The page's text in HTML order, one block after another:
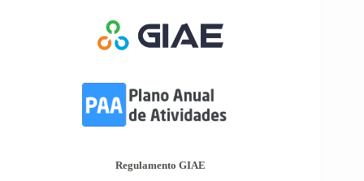
Nos termos do Artigo 36º da Portaria nº 223-
A/2018, de 3 de Agosto, são afixadas hoje, dia
18 de junho de 2026, as pautas de avaliação do
Informações-Prova Provas de
Equivalência à Frequência (PEF)
Encontram-se publicadas as Informações-Prova
Provas Avaliação Externa.
Regulamento GIAE